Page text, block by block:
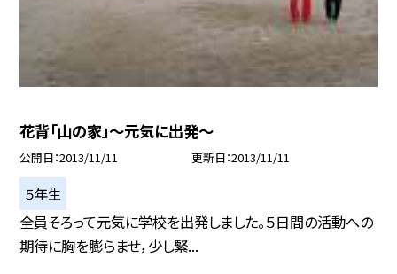
花背「山の家」〜元気に出発〜
公開日 2013/11/11 更新日 2013/11/11
５年生
全員そろって元気に学校を出発しました。５日間の活動への
期待に胸を膨らませ，少し緊...